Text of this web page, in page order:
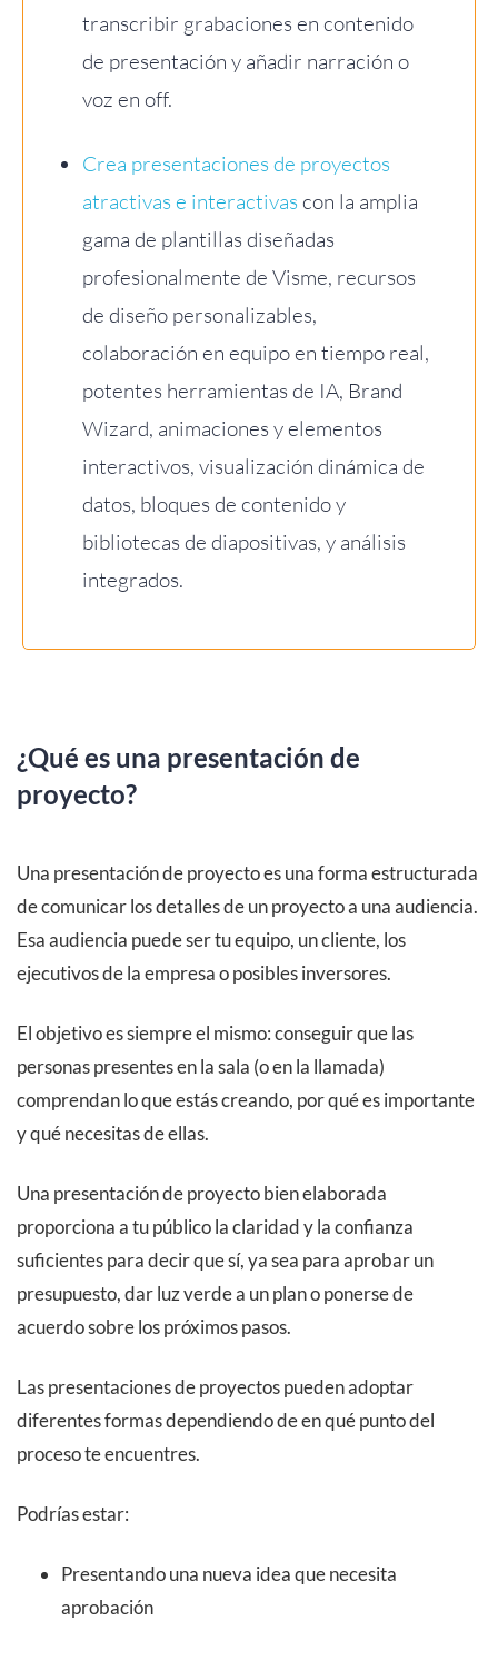
transcribir grabaciones en contenido
de presentación y añadir narración o
voz en off.
Crea presentaciones de proyectos
atractivas e interactivas con la amplia
gama de plantillas diseñadas
profesionalmente de Visme, recursos
de diseño personalizables,
colaboración en equipo en tiempo real,
potentes herramientas de IA, Brand
Wizard, animaciones y elementos
interactivos, visualización dinámica de
datos, bloques de contenido y
bibliotecas de diapositivas, y análisis
integrados.
¿Qué es una presentación de
proyecto?
Una presentación de proyecto es una forma estructurada
de comunicar los detalles de un proyecto a una audiencia.
Esa audiencia puede ser tu equipo, un cliente, los
ejecutivos de la empresa o posibles inversores.
El objetivo es siempre el mismo: conseguir que las
personas presentes en la sala (o en la llamada)
comprendan lo que estás creando, por qué es importante
y qué necesitas de ellas.
Una presentación de proyecto bien elaborada
proporciona a tu público la claridad y la confianza
suficientes para decir que sí, ya sea para aprobar un
presupuesto, dar luz verde a un plan o ponerse de
acuerdo sobre los próximos pasos.
Las presentaciones de proyectos pueden adoptar
diferentes formas dependiendo de en qué punto del
proceso te encuentres.
Podrías estar:
Presentando una nueva idea que necesita
aprobación